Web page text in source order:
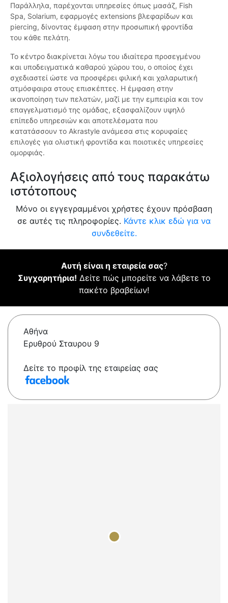
Παράλληλα, παρέχονται υπηρεσίες όπως μασάζ, Fish
Spa, Solarium, εφαρμογές extensions βλεφαρίδων και
piercing, δίνοντας έμφαση στην προσωπική φροντίδα
του κάθε πελάτη.
Το κέντρο διακρίνεται λόγω του ιδιαίτερα προσεγμένου
και υποδειγματικά καθαρού χώρου του, ο οποίος έχει
σχεδιαστεί ώστε να προσφέρει φιλική και χαλαρωτική
ατμόσφαιρα στους επισκέπτες. Η έμφαση στην
ικανοποίηση των πελατών, μαζί με την εμπειρία και τον
επαγγελματισμό της ομάδας, εξασφαλίζουν υψηλό
επίπεδο υπηρεσιών και αποτελέσματα που
κατατάσσουν το Akrastyle ανάμεσα στις κορυφαίες
επιλογές για ολιστική φροντίδα και ποιοτικές υπηρεσίες
ομορφιάς.
Αξιολογήσεις από τους παρακάτω
ιστότοπους
Μόνο οι εγγεγραμμένοι χρήστες έχουν πρόσβαση
σε αυτές τις πληροφορίες. Κάντε κλικ εδώ για να
συνδεθείτε.
Αυτή είναι η εταιρεία σας?
Συγχαρητήρια! Δείτε πώς μπορείτε να λάβετε το
πακέτο βραβείων!
Αθήνα
Ερυθρού Σταυρου 9
Δείτε το προφίλ της εταιρείας σας